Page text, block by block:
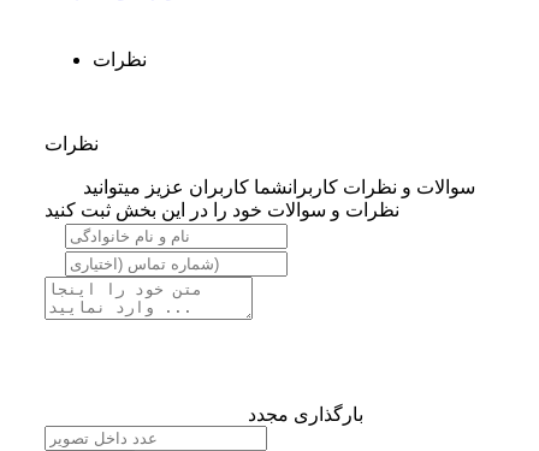
نظرات
نظرات
سوالات و نظرات کاربرانشما کاربران عزیز میتوانید
نظرات و سوالات خود را در این بخش ثبت کنید
بارگذاری مجدد